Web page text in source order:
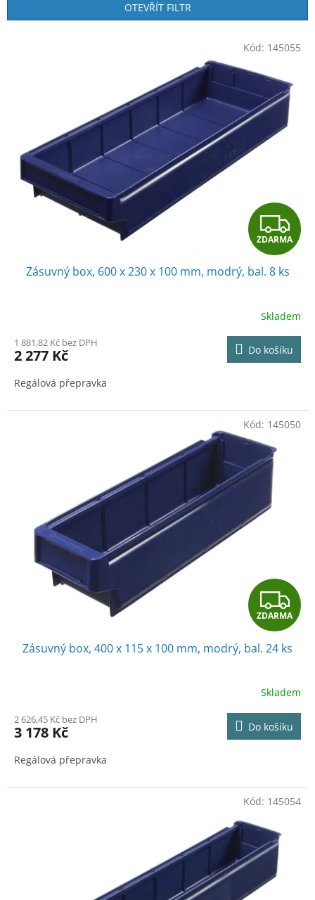
í
OTEVŘÍT FILTR
Z
D
A
R
M
A
ZDARMA
Zásuvný box, 600 x 230 x 100 mm, modrý, bal. 8 ks
Skladem
1 881,82 Kč bez DPH
2 277 Kč Do košíku
Regálová přepravka
Kód: 145055
Z
D
A
R
M
A
ZDARMA
Zásuvný box, 400 x 115 x 100 mm, modrý, bal. 24 ks
Skladem
2 626,45 Kč bez DPH
3 178 Kč Do košíku
Regálová přepravka
Kód: 145050
Kód: 145054